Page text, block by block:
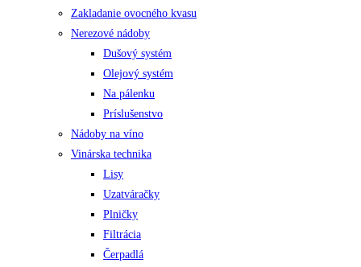
Zakladanie ovocného kvasu
Nerezové nádoby
Dušový systém
Olejový systém
Na pálenku
Príslušenstvo
Nádoby na víno
Vinárska technika
Lisy
Uzatváračky
Plničky
Filtrácia
Čerpadlá